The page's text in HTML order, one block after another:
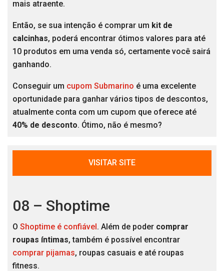
mais atraente.
Então, se sua intenção é comprar um kit de
calcinhas, poderá encontrar ótimos valores para até
10 produtos em uma venda só, certamente você sairá
ganhando.
Conseguir um cupom Submarino é uma excelente
oportunidade para ganhar vários tipos de descontos,
atualmente conta com um cupom que oferece até
40% de desconto. Ótimo, não é mesmo?
VISITAR SITE
08 – Shoptime
O Shoptime é confiável. Além de poder comprar
roupas íntimas, também é possível encontrar
comprar pijamas, roupas casuais e até roupas
fitness.